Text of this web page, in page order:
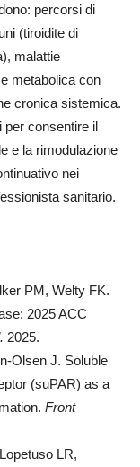
percorsi di
(tiroidite di
malattie
metabolica con
cronica sistemica.
per consentire il
e la rimodulazione
nei
sanitario.
PM, Welty FK.
2025 ACC
2025.
Olsen J. Soluble
(suPAR) as a
Front
LR,